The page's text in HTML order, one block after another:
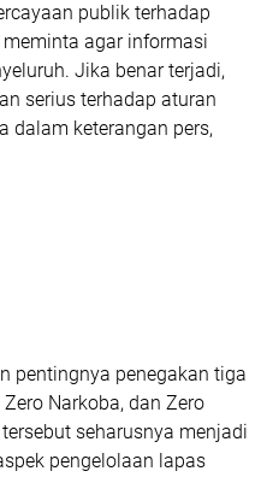
publik terhadap
agar informasi
Jika benar terjadi,
serius terhadap aturan
dalam keterangan pers,
pentingnya penegakan tiga
Narkoba, dan Zero
seharusnya menjadi
pengelolaan lapas